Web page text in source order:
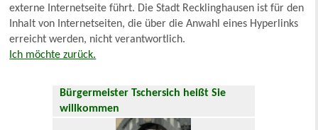
externe Internetseite führt. Die Stadt Recklinghausen ist für den
Inhalt von Internetseiten, die über die Anwahl eines Hyperlinks
erreicht werden, nicht verantwortlich.
Ich möchte zurück.
Bürgermeister Tschersich heißt Sie
willkommen